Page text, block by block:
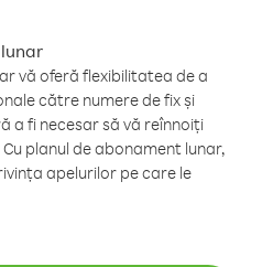
vă oferă flexibilitatea de a
către numere de fix și
a fi necesar să vă reînnoiți
planul de abonament lunar,
apelurilor pe care le